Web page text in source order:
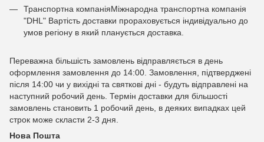
Транспортна компаніяМіжнародна транспортна компанія
"DHL" Вартість доставки прораховується індивідуально до
умов регіону в який планується доставка.
Переважна більшість замовлень відправляється в день
оформлення замовлення до 14:00. Замовлення, підтверджені
після 14:00 чи у вихідні та святкові дні - будуть відправлені на
наступний робочий день. Термін доставки для більшості
замовлень становить 1 робочий день, в деяких випадках цей
строк може скласти 2-3 дня.
Нова Пошта